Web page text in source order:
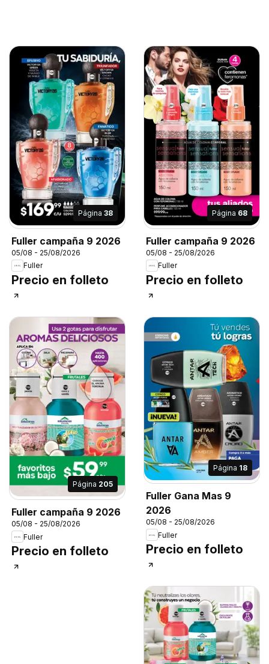
Página 38
Fuller campaña 9 2026
05/08 - 25/08/2026
Fuller
Precio en folleto
Página 68
Fuller campaña 9 2026
05/08 - 25/08/2026
Fuller
Precio en folleto
Página 205
Fuller campaña 9 2026
05/08 - 25/08/2026
Fuller
Precio en folleto
Página 18
Fuller Gana Mas 9
2026
05/08 - 25/08/2026
Fuller
Precio en folleto